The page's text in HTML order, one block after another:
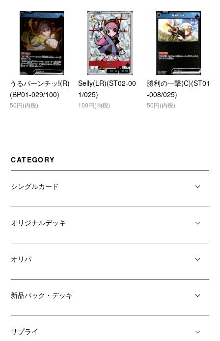
うるパーンチッ!(R)
(BP01-029/100)
50円(内税)
Selly(LR)(ST02-00
1/025)
100円(内税)
勝利の一撃(C)(ST01
-008/025)
50円(内税)
CATEGORY
シングルカード
オリジナルデッキ
オリパ
新品パック・デッキ
サプライ